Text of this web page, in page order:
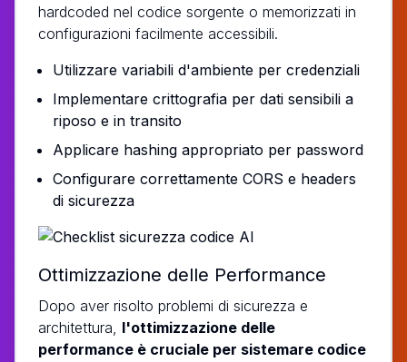
hardcoded nel codice sorgente o memorizzati in
configurazioni facilmente accessibili.
Utilizzare variabili d'ambiente per credenziali
Implementare crittografia per dati sensibili a
riposo e in transito
Applicare hashing appropriato per password
Configurare correttamente CORS e headers
di sicurezza
Ottimizzazione delle Performance
Dopo aver risolto problemi di sicurezza e
architettura, l'ottimizzazione delle
performance è cruciale per sistemare codice